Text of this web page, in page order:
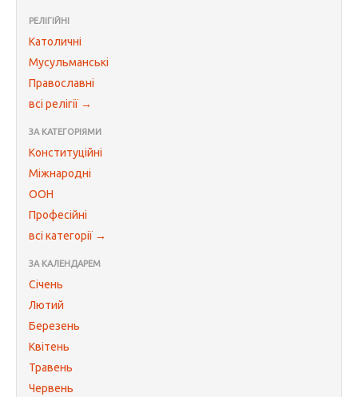
РЕЛІГІЙНІ
Католичні
Мусульманські
Православні
всі релігії →
ЗА КАТЕГОРІЯМИ
Конституційні
Міжнародні
ООН
Професійні
всі категорії →
ЗА КАЛЕНДАРЕМ
Січень
Лютий
Березень
Квітень
Травень
Червень